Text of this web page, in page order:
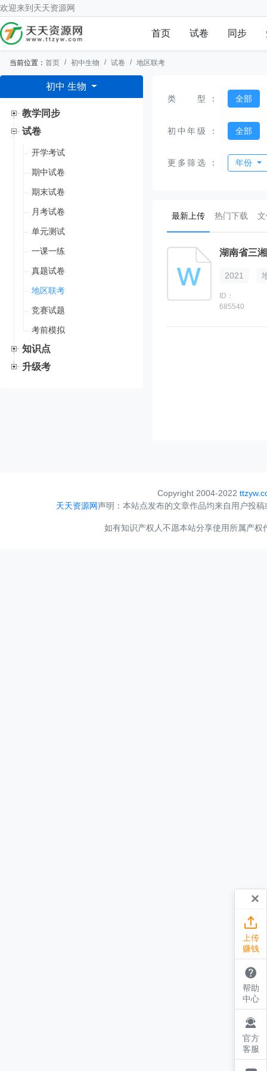
欢迎来到 天天资源网
首页 试卷 同步
当前位置： 首页 初中生物 试卷 地区联考
初中 生物
教学同步
试卷
开学考试
期中试卷
期末试卷
月考试卷
单元测试
一课一练
真题试卷
地区联考
竞赛试题
考前模拟
知识点
升级考
类型 ： 全部
初中年级 ： 全部
更多筛选 ： 年份
最新上传(current)
热门下载
湖南省三
2021
ID：
685540
Copyright 2004-2022
天天资源网声明：本站点发布的文章作品均来自用户投
如有知识产权人不愿本站分享使用所属产
×

上传
赚钱

帮助
中心

官方
客服